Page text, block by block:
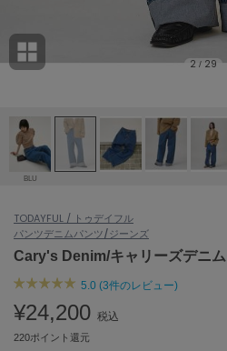
ョン雑貨 (865)
/ランジェリー (127)
ェア (121)
(124)
Ame no chi Hare
アメノチハレ
ánuans
アニュアンス
アンヌーク
ASICS
Ballelite
2 / 29
BLU
TODAYFUL / トゥデイフル
パンツデニムパンツ/ジーンズ
Cary's Denim/キャリーズデニム
5.0 (3件のレビュー)
¥24,200 税込
220ポイント還元